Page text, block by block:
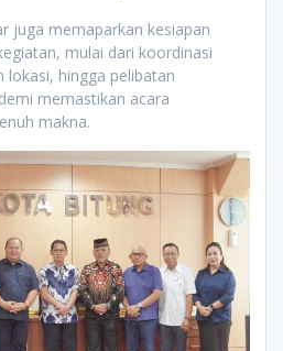
juga memaparkan kesiapan
mulai dari koordinasi
lokasi, hingga pelibatan
memastikan acara
makna.